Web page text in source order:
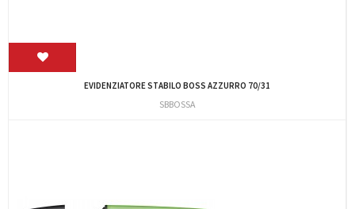
EVIDENZIATORE STABILO BOSS AZZURRO 70/31
SBBOSSA